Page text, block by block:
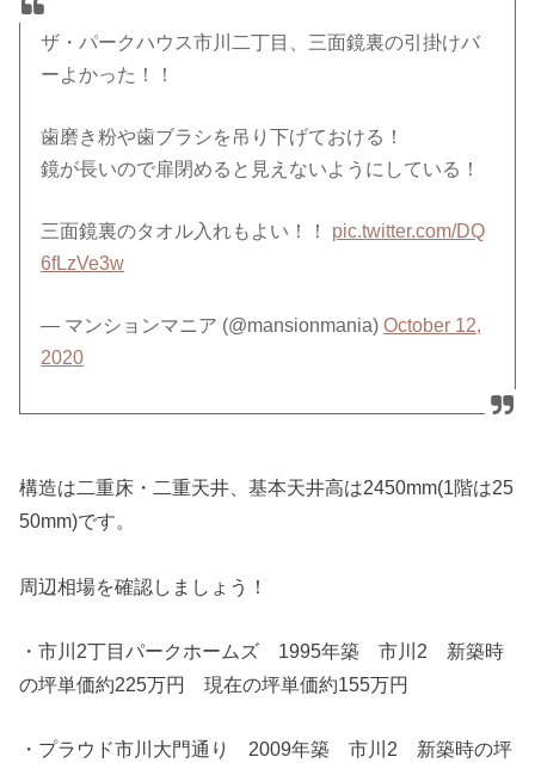
ザ・パークハウス市川二丁目、三面鏡裏の引掛けバ
ーよかった！！
歯磨き粉や歯ブラシを吊り下げておける！
鏡が長いので扉閉めると見えないようにしている！
三面鏡裏のタオル入れもよい！！ pic.twitter.com/DQ
6fLzVe3w
— マンションマニア (@mansionmania)October 12,
2020
構造は二重床・二重天井、基本天井高は2450mm(1階は25
50mm)です。
周辺相場を確認しましょう！
・市川2丁目パークホームズ 1995年築 市川2 新築時
の坪単価約225万円 現在の坪単価約155万円
・プラウド市川大門通り 2009年築 市川2 新築時の坪